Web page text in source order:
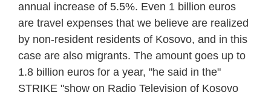
annual increase of 5.5%. Even 1 billion euros
are travel expenses that we believe are realized
by non-resident residents of Kosovo, and in this
case are also migrants. The amount goes up to
1.8 billion euros for a year, "he said in the"
STRIKE "show on Radio Television of Kosovo